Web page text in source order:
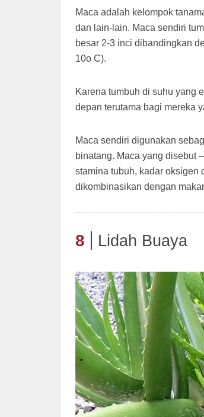
Maca adalah kelompok
dan lain-lain. Maca sendiri
besar 2-3 inci dibandingkan
10o C).
Karena tumbuh di suhu yang
depan terutama bagi mereka
Maca sendiri digunakan
binatang. Maca yang disebut
stamina tubuh, kadar oksigen
dikombinasikan dengan
8 Lidah Buaya